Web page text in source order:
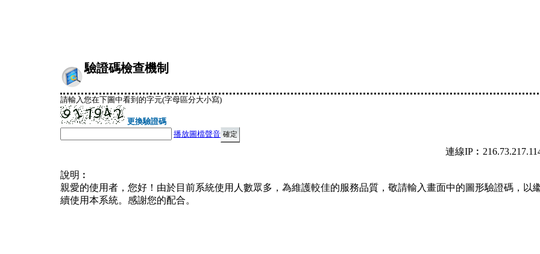
驗證碼檢查機制
請輸入您在下圖中看到的字元(字母區分大小寫)
更換驗證碼
播放圖檔聲音
連線
說明︰
親愛的使用者，您好！由於目前系統使用人數眾多，為維護較佳的服務品質，敬請輸入畫面中的圖形驗證碼，以
續使用本系統。感謝您的配合。